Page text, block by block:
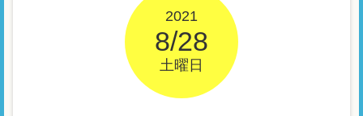
2021
8/28
土曜日